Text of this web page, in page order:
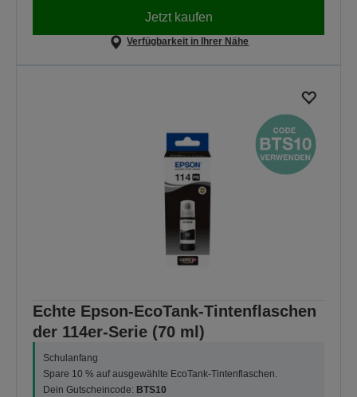
Jetzt kaufen
Verfügbarkeit in Ihrer Nähe
Echte Epson-EcoTank-Tintenflaschen
der 114er-Serie (70 ml)
Schulanfang
Spare 10 % auf ausgewählte EcoTank-Tintenflaschen.
Dein Gutscheincode: BTS10